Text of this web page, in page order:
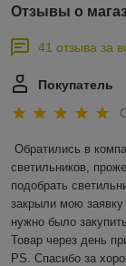
Отзывы о
41 отзыва за
Покупатель
Обратились в
светильников,
подобрать
закрыли мою
нужно было
Товар через день
PS. Спасибо за